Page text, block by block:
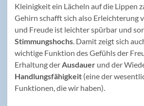
Kleinigkeit ein Lächeln auf die Lippen
Gehirn schafft sich also Erleichterung
und Freude ist leichter spürbar und
Stimmungshochs. Damit zeigt sich
wichtige Funktion des Gefühls der
Erhaltung derAusdauer und der
Handlungsfähigkeit (eine der
Funktionen, die wir haben).